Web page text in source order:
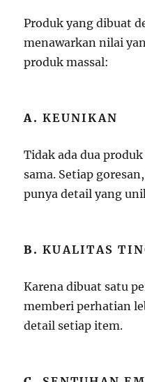
Produk yang dibuat
menawarkan nilai
produk massal:
A.KEUNIKAN
Tidak ada dua
sama. Setiap
punya detail yang
B.KUALITAS
Karena dibuat satu
memberi perhatian
detail setiap item.